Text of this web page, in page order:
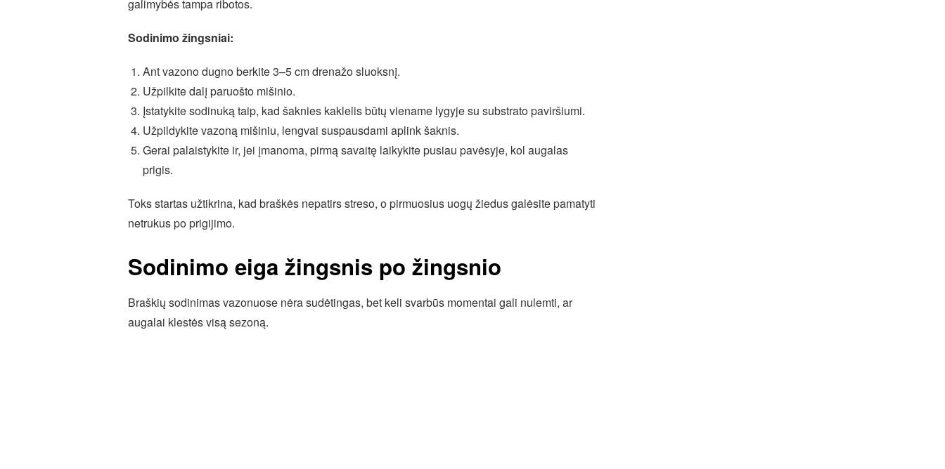
galimybės tampa ribotos.
Sodinimo žingsniai:
Ant vazono dugno berkite 3–5 cm drenažo sluoksnį.
Užpilkite dalį paruošto mišinio.
Įstatykite sodinuką taip, kad šaknies kaklelis būtų viename lygyje su substrato paviršiumi.
Užpildykite vazoną mišiniu, lengvai suspausdami aplink šaknis.
Gerai palaistykite ir, jei įmanoma, pirmą savaitę laikykite pusiau pavėsyje, kol augalas
prigis.
Toks startas užtikrina, kad braškės nepatirs streso, o pirmuosius uogų žiedus galėsite pamatyti
netrukus po prigijimo.
Sodinimo eiga žingsnis po žingsnio
Braškių sodinimas vazonuose nėra sudėtingas, bet keli svarbūs momentai gali nulemti, ar
augalai klestės visą sezoną.